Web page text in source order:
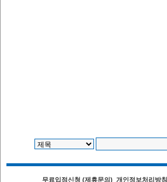
무료입점신청 (제휴문의) 개인정보처리방침